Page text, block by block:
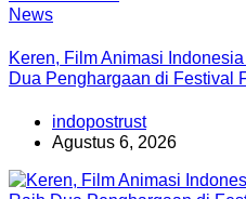
News
Keren, Film Animasi
Dua Penghargaan di Festival
indopostrust
Agustus 6, 2026